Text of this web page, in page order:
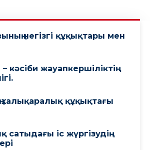
негізгі құқықтары мен
кәсіби жауапкершіліктің
халықаралық құқықтағы
сатыдағы іс жүргізудің